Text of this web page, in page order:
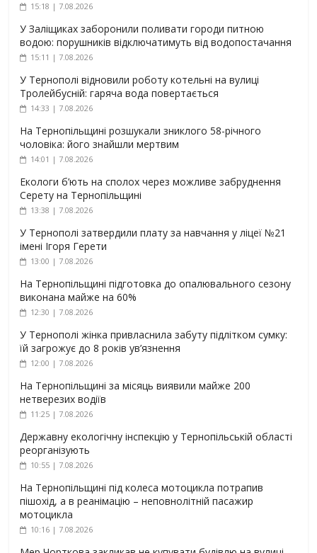
15:18 | 7.08.2026
У Заліщиках заборонили поливати городи питною
водою: порушників відключатимуть від водопостачання
15:11 | 7.08.2026
У Тернополі відновили роботу котельні на вулиці
Тролейбусній: гаряча вода повертається
14:33 | 7.08.2026
На Тернопільщині розшукали зниклого 58-річного
чоловіка: його знайшли мертвим
14:01 | 7.08.2026
Екологи б’ють на сполох через можливе забруднення
Серету на Тернопільщині
13:38 | 7.08.2026
У Тернополі затвердили плату за навчання у ліцеї №21
імені Ігоря Герети
13:00 | 7.08.2026
На Тернопільщині підготовка до опалювального сезону
виконана майже на 60%
12:30 | 7.08.2026
У Тернополі жінка привласнила забуту підлітком сумку:
їй загрожує до 8 років ув’язнення
12:00 | 7.08.2026
На Тернопільщині за місяць виявили майже 200
нетверезих водіїв
11:25 | 7.08.2026
Державну екологічну інспекцію у Тернопільській області
реорганізують
10:55 | 7.08.2026
На Тернопільщині під колеса мотоцикла потрапив
пішохід, а в реанімацію – неповнолітній пасажир
мотоцикла
10:16 | 7.08.2026